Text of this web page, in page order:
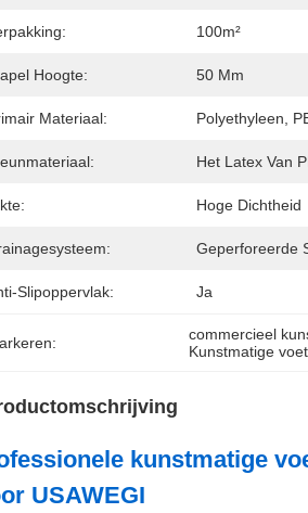
100m²
Hoogte: 50 Mm
Materiaal: Polyethyleen,
Het Latex Van
Hoge Dichtheid
Geperforeerde
Slipoppervlak: Ja
commercieel
Kunstmatige
kunstmatige
USAWEGI